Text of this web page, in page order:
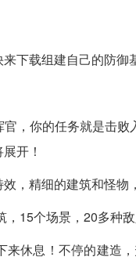
下载组建自己的防御
，你的任务就是击
开！
，精细的建筑和怪
15个场景，20多种
休息！不停的建造